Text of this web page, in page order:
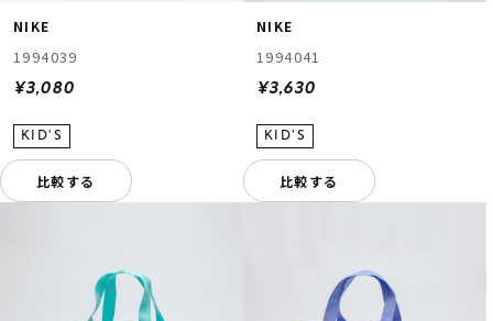
NIKE
1994039
¥3,080
比較する
NIKE
1994041
¥3,630
比較する